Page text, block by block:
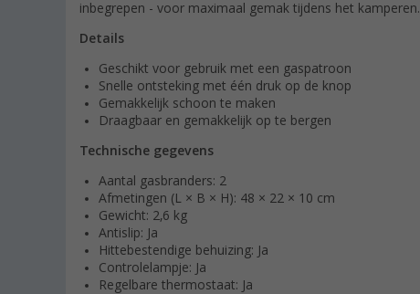
inbegrepen - voor maximaal gemak tijdens het kamperen.
Details
Geschikt voor gebruik met een gaspatroon
Snelle ontsteking met één druk op de knop
Gemakkelijk schoon te maken
Draagbaar en gemakkelijk op te bergen
Technische gegevens
Aantal gasbranders: 2
Afmetingen (L × B × H): 48 × 22 × 10 cm
Gewicht: 2,6 kg
Antislip: Ja
Hittebestendige behuizing: Ja
Controlelampje: Ja
Regelbare thermostaat: Ja